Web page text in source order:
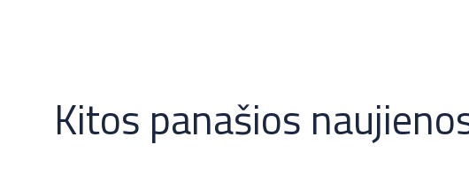
Kitos panašios